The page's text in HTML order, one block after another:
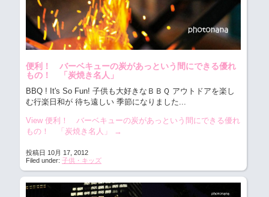
便利！ バーベキューの炭があっという間にできる優れ
もの！ 「炭焼き名人」
BBQ ! It's So Fun! 子供も大好きなＢＢＱ アウトドアを楽し
む行楽日和が 待ち遠しい 季節になりました...
View 便利！ バーベキューの炭があっという間にできる優れ
もの！ 「炭焼き名人」
→
投稿日 10月 17, 2012
Filed under: 子供・キッズ